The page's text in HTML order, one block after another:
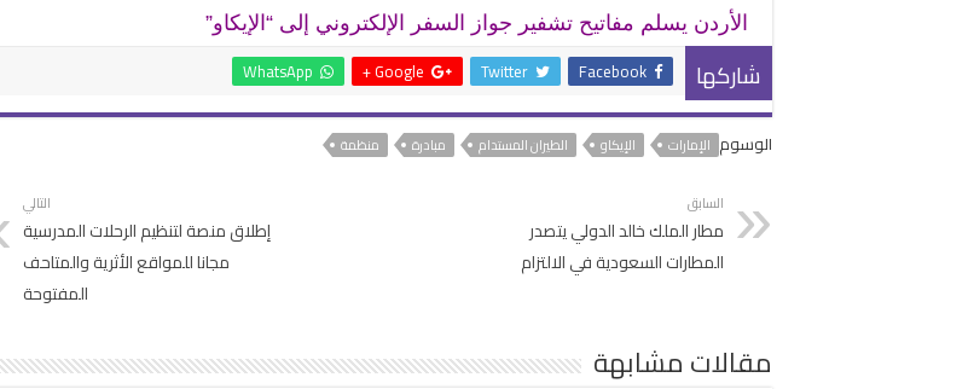
الأردن يسلم مفاتيح تشفير جواز السفر الإلكتروني إلى “الإيكاو”
شاركها Facebook
Twitter
Google +
WhatsApp
الوسوم الإمارات الإيكاو الطيران المستدام مبادرة منظمة
السابق
مطار الملك خالد الدولي يتصدر
المطارات السعودية في الالتزام
التالي
إطلاق منصة لتنظيم الرحلات المدرسية
مجانا للمواقع الأثرية والمتاحف
المفتوحة
مقالات مشابهة